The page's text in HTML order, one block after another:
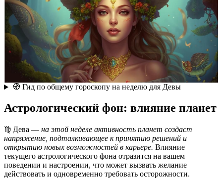
🧭 Гид по общему гороскопу на неделю для Девы
Астрологический фон: влияние планет
♍ Дева — на этой неделе активность планет создаст
напряжение, подталкивающее к принятию решений и
открытию новых возможностей в карьере. Влияние
текущего астрологического фона отразится на вашем
поведении и настроении, что может вызвать желание
действовать и одновременно требовать осторожности.